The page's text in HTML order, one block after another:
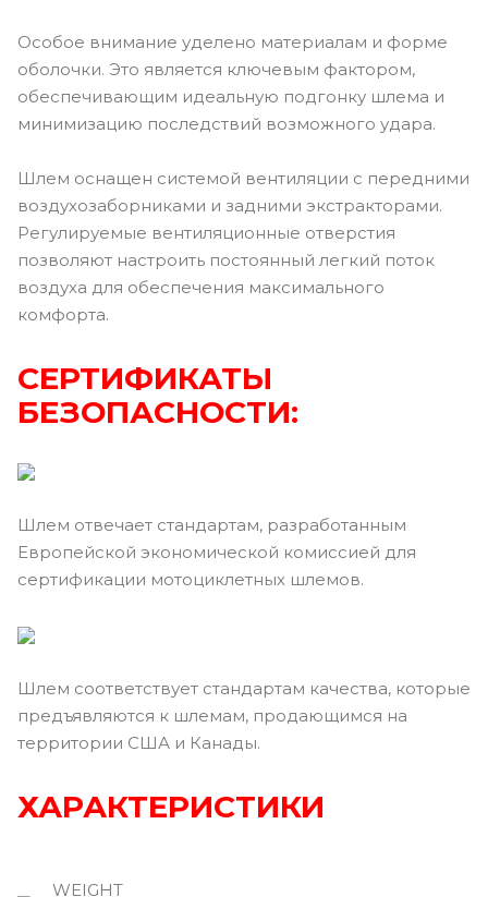
Особое внимание уделено материалам и форме
оболочки. Это является ключевым фактором,
обеспечивающим идеальную подгонку шлема и
минимизацию последствий возможного удара.
Шлем оснащен системой вентиляции с передними
воздухозаборниками и задними экстракторами.
Регулируемые вентиляционные отверстия
позволяют настроить постоянный легкий поток
воздуха для обеспечения максимального
комфорта.
СЕРТИФИКАТЫ
БЕЗОПАСНОСТИ:
Шлем отвечает стандартам, разработанным
Европейской экономической комиссией для
сертификации мотоциклетных шлемов.
Шлем соответствует стандартам качества, которые
предъявляются к шлемам, продающимся на
территории США и Канады.
ХАРАКТЕРИСТИКИ
WEIGHT